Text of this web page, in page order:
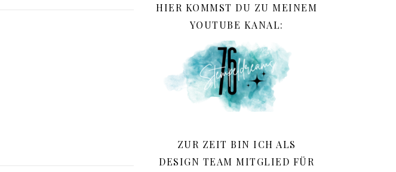
HIER KOMMST DU ZU MEINEM
YOUTUBE KANAL:
ZUR ZEIT BIN ICH ALS
DESIGN TEAM MITGLIED FÜR